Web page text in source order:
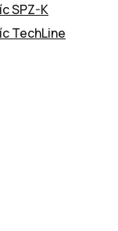
SPZ-K
TechLine